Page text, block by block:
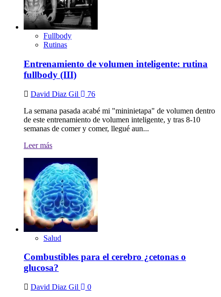
Fullbody
Rutinas
Entrenamiento de volumen inteligente: rutina
fullbody (III)
David Diaz Gil
76
La semana pasada acabé mi "mininietapa" de volumen dentro
de este entrenamiento de volumen inteligente, y tras 8-10
semanas de comer y comer, llegué aun...
Leer más
Salud
Combustibles para el cerebro ¿cetonas o
glucosa?
David Diaz Gil
0